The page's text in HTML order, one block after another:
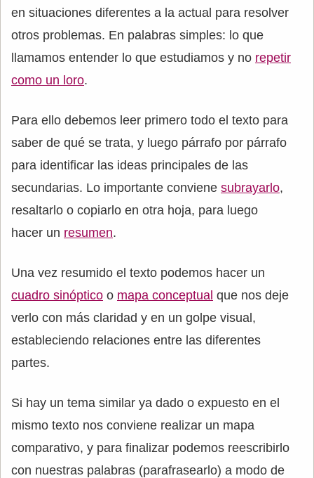
en situaciones diferentes a la actual para resolver
otros problemas. En palabras simples: lo que
llamamos entender lo que estudiamos y no repetir
como un loro.
Para ello debemos leer primero todo el texto para
saber de qué se trata, y luego párrafo por párrafo
para identificar las ideas principales de las
secundarias. Lo importante conviene subrayarlo,
resaltarlo o copiarlo en otra hoja, para luego
hacer un resumen.
Una vez resumido el texto podemos hacer un
cuadro sinóptico o mapa conceptual que nos deje
verlo con más claridad y en un golpe visual,
estableciendo relaciones entre las diferentes
partes.
Si hay un tema similar ya dado o expuesto en el
mismo texto nos conviene realizar un mapa
comparativo, y para finalizar podemos reescribirlo
con nuestras palabras (parafrasearlo) a modo de